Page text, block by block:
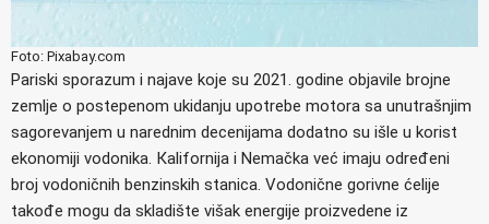
Foto: Pixabay.com
Pariski sporazum i najave koje su 2021. godine objavile brojne
zemlje o postepenom ukidanju upotrebe motora sa unutrašnjim
sagorevanjem u narednim decenijama dodatno su išle u korist
ekonomiji vodonika. Кalifornija i Nemačka već imaju određeni
broj vodoničnih benzinskih stanica. Vodonične gorivne ćelije
takođe mogu da skladište višak energije proizvedene iz